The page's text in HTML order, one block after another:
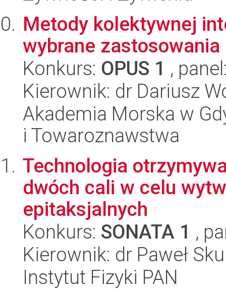
Metody kolektywnej
wybrane zastosowania
Konkurs: OPUS 1 ,
Kierownik: dr Dariusz
Akademia Morska w
i Towaroznawstwa
Technologia
dwóch cali w celu
epitaksjalnych
Konkurs: SONATA 1 ,
Kierownik: dr Paweł
Instytut Fizyki PAN